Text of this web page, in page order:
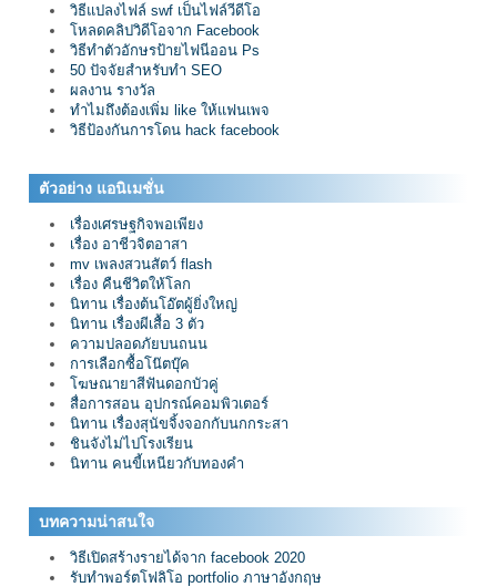
วิธีแปลงไฟล์ swf เป็นไฟล์วีดีโอ
โหลดคลิปวิดีโอจาก Facebook
วิธีทำตัวอักษรป้ายไฟนีออน Ps
50 ปัจจัยสำหรับทำ SEO
ผลงาน รางวัล
ทำไมถึงต้องเพิ่ม like ให้แฟนเพจ
วิธีป้องกันการโดน hack facebook
ตัวอย่าง แอนิเมชั่น
เรื่องเศรษฐกิจพอเพียง
เรื่อง อาชีวจิตอาสา
mv เพลงสวนสัตว์ flash
เรื่อง คืนชีวิตให้โลก
นิทาน เรื่องต้นโอ๊ตผู้ยิ่งใหญ่
นิทาน เรื่องผีเสื้อ 3 ตัว
ความปลอดภัยบนถนน
การเลือกซื้อโน๊ตบุ๊ค
โฆษณายาสีฟันดอกบัวคู่
สื่อการสอน อุปกรณ์คอมพิวเตอร์
นิทาน เรื่องสุนัขจิ้งจอกกับนกกระสา
ชินจังไม่ไปโรงเรียน
นิทาน คนขี้เหนียวกับทองคำ
บทความน่าสนใจ
วิธีเปิดสร้างรายได้จาก facebook 2020
รับทำพอร์ตโฟลิโอ portfolio ภาษาอังกฤษ